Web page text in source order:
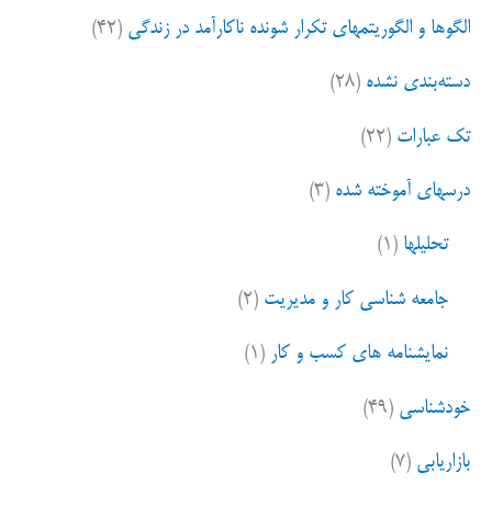
الگوها و الگوریتمهای تکرار شونده ناکارآمد در زندگی (۴۲)
دسته‌بندی نشده (۲۸)
تک عبارات (۲۲)
درسهای آموخته شده (۳)
تحلیلها (۱)
جامعه شناسی کار و مدیریت (۲)
نمایشنامه های کسب و کار (۱)
خودشناسی (۴۹)
بازاریابی (۷)